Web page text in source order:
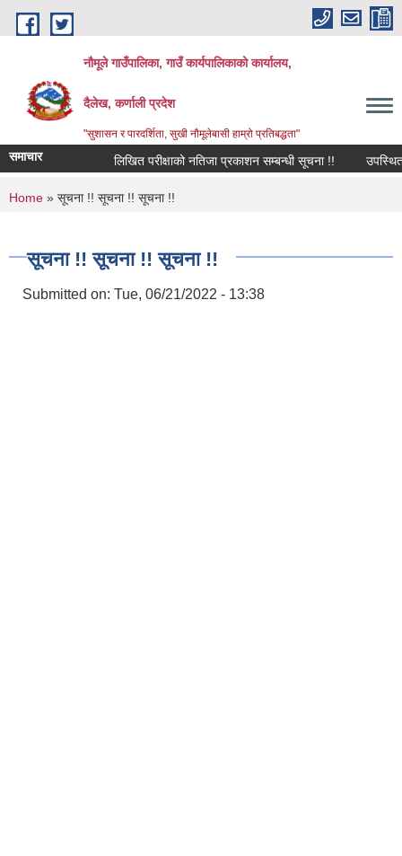
Skip to main content
नौमूले गाउँपालिका, गाउँ कार्यपालिकाको कार्यालय,
दैलेख, कर्णाली प्रदेश
"सुशासन र पारदर्शिता, सुखी नौमूलेबासी हाम्रो प्रतिबद्धता"
समाचार लिखित परीक्षाको नतिजा प्रकाशन सम्बन्धी सूचना !! उपस्थित भई
You are here
Home » सूचना !! सूचना !! सूचना !!
सूचना !! सूचना !! सूचना !!
Submitted on: Tue, 06/21/2022 - 13:38